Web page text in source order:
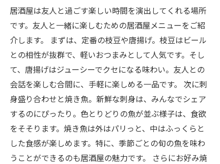
居酒屋は友人と過ごす楽しい時間を演出してくれる場所
です。友人と一緒に楽しむための居酒屋メニューをご紹
介します。 まずは、定番の枝豆や唐揚げ。枝豆はビール
との相性が抜群で、軽いおつまみとして人気です。そし
て、唐揚げはジューシーでクセになる味わい。友人との
会話を楽しむ合間に、手軽に楽しめる一品です。 次に刺
身盛り合わせと焼き魚。新鮮な刺身は、みんなでシェア
するのにぴったり。色とりどりの魚が並ぶ様子は、食欲
をそそります。焼き魚は外はパリっと、中はふっくらと
した食感が楽しめます。特に、季節ごとの旬の魚を味わ
うことができるのも居酒屋の魅力です。 さらにお好み焼